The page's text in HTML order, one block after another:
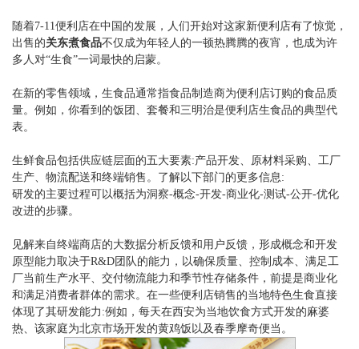
随着7-11便利店在中国的发展，人们开始对这家新便利店有了惊觉，
出售的关东煮食品不仅成为年轻人的一顿热腾腾的夜宵，也成为许
多人对“生食”一词最快的启蒙。
在新的零售领域，生食品通常指食品制造商为便利店订购的食品质
量。例如，你看到的饭团、套餐和三明治是便利店生食品的典型代
表。
生鲜食品包括供应链层面的五大要素:产品开发、原材料采购、工厂
生产、物流配送和终端销售。了解以下部门的更多信息:
研发的主要过程可以概括为洞察-概念-开发-商业化-测试-公开-优化
改进的步骤。
见解来自终端商店的大数据分析反馈和用户反馈，形成概念和开发
原型能力取决于R&D团队的能力，以确保质量、控制成本、满足工
厂当前生产水平、交付物流能力和季节性存储条件，前提是商业化
和满足消费者群体的需求。在一些便利店销售的当地特色生食直接
体现了其研发能力:例如，每天在西安为当地饮食方式开发的麻婆
热、该家庭为北京市场开发的黄鸡饭以及春季摩奇便当。